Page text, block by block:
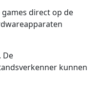
direct op de
De
kunnen